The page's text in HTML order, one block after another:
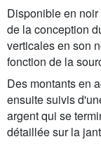
Disponible en
de la conception
verticales en son
fonction de la
Des montants en
ensuite suivis
argent qui se
détaillée sur la